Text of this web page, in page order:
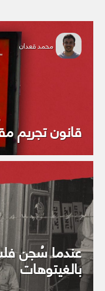
محمد قعدان
قانون تجريم
بالغيتوهات